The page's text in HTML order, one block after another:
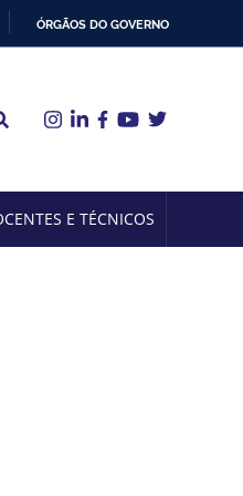
ÓRGÃOS DO GOVERNO
E TÉCNICOS